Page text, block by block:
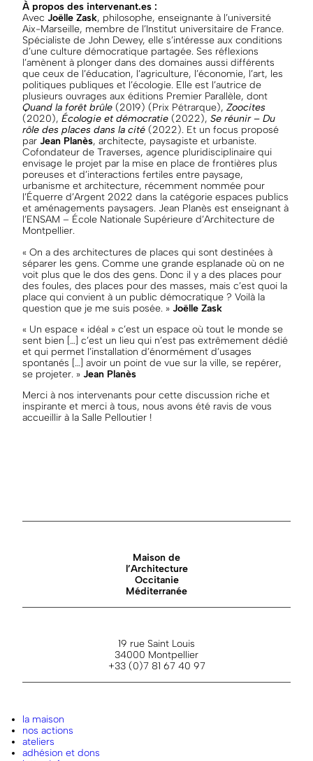
À propos des intervenant.es :
Avec Joëlle Zask, philosophe, enseignante à l’université
Aix-Marseille, membre de l’Institut universitaire de France.
Spécialiste de John Dewey, elle s’intéresse aux conditions
d’une culture démocratique partagée. Ses réflexions
l’amènent à plonger dans des domaines aussi différents
que ceux de l’éducation, l’agriculture, l’économie, l’art, les
politiques publiques et l’écologie. Elle est l’autrice de
plusieurs ouvrages aux éditions Premier Parallèle, dont
Quand la forêt brûle (2019) (Prix Pétrarque), Zoocites
(2020), Écologie et démocratie (2022), Se réunir – Du
rôle des places dans la cité (2022). Et un focus proposé
par Jean Planès, architecte, paysagiste et urbaniste.
Cofondateur de Traverses, agence pluridisciplinaire qui
envisage le projet par la mise en place de frontières plus
poreuses et d’interactions fertiles entre paysage,
urbanisme et architecture, récemment nommée pour
l’Équerre d’Argent 2022 dans la catégorie espaces publics
et aménagements paysagers. Jean Planès est enseignant à
l’ENSAM – École Nationale Supérieure d’Architecture de
Montpellier.
« On a des architectures de places qui sont destinées à
séparer les gens. Comme une grande esplanade où on ne
voit plus que le dos des gens. Donc il y a des places pour
des foules, des places pour des masses, mais c’est quoi la
place qui convient à un public démocratique ? Voilà la
question que je me suis posée. » Joëlle Zask
« Un espace « idéal » c’est un espace où tout le monde se
sent bien […] c’est un lieu qui n’est pas extrêmement dédié
et qui permet l’installation d’énormément d’usages
spontanés […] avoir un point de vue sur la ville, se repérer,
se projeter. » Jean Planès
Merci à nos intervenants pour cette discussion riche et
inspirante et merci à tous, nous avons été ravis de vous
accueillir à la Salle Pelloutier !
Maison de
l’Architecture
Occitanie
Méditerranée
19 rue Saint Louis
34000 Montpellier
+33 (0)7 81 67 40 97
la maison
nos actions
ateliers
adhésion et dons